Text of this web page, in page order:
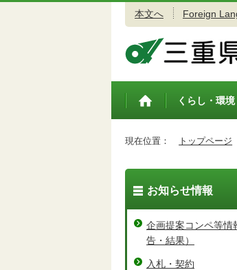
本文へ Foreign
トップペ
くらし・環境
現在位置： トップページ
お知らせ情報
企画提案コンペ等情
告・結果）
入札・契約